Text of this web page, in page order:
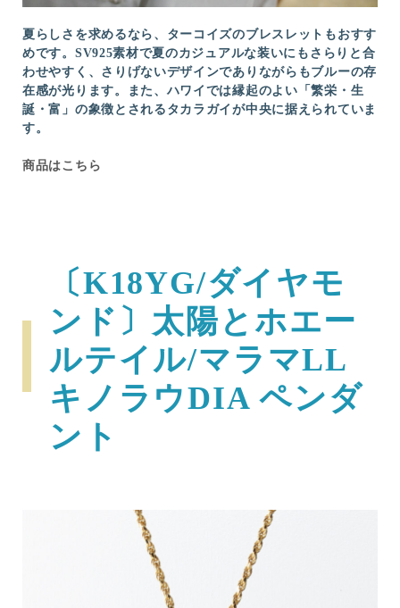
夏らしさを求めるなら、ターコイズのブレスレットもおすす
めです。SV925素材で夏のカジュアルな装いにもさらりと合
わせやすく、さりげないデザインでありながらもブルーの存
在感が光ります。また、ハワイでは縁起のよい「繁栄・生
誕・富」の象徴とされるタカラガイが中央に据えられていま
す。
商品はこちら
〔K18YG/ダイヤモ
ンド〕太陽とホエー
ルテイル/マラマLL
キノラウDIA ペンダ
ント